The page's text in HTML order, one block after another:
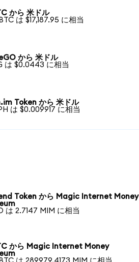
から 米ドル
は $17,187.95 に相当
から 米ドル
は $0.0443 に相当
Token から 米ドル
は $0.009917 に相当
Token から Magic Internet Money
は 2.7147 MIM に相当
から Magic Internet Money